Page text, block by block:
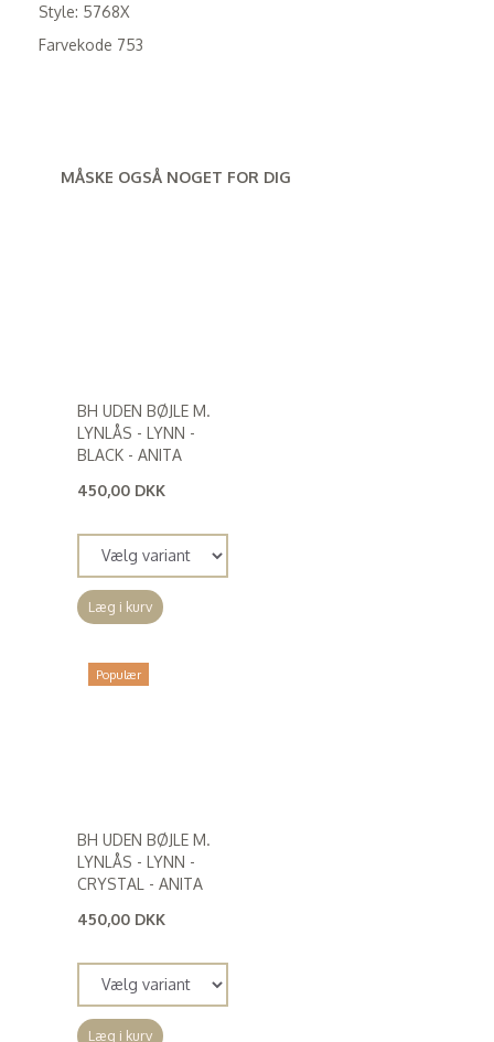
Style: 5768X
Farvekode 753
MÅSKE OGSÅ NOGET FOR DIG
BH UDEN BØJLE M.
LYNLÅS - LYNN -
BLACK - ANITA
450,00 DKK
Læg i kurv
Populær
BH UDEN BØJLE M.
LYNLÅS - LYNN -
CRYSTAL - ANITA
450,00 DKK
Læg i kurv